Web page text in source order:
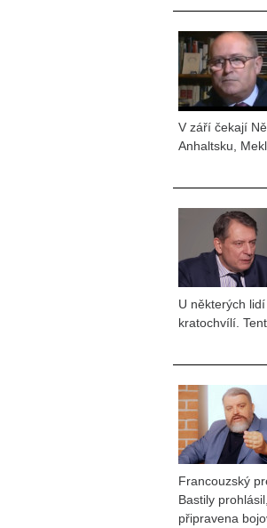
V září čekají
Anhaltsku,
U některých
kratochvílí.
Francouzský
Bastily
připravena